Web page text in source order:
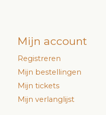
Mijn account
Registreren
Mijn bestellingen
Mijn tickets
Mijn verlanglijst